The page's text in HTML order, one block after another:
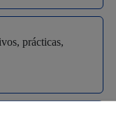
prácticas,